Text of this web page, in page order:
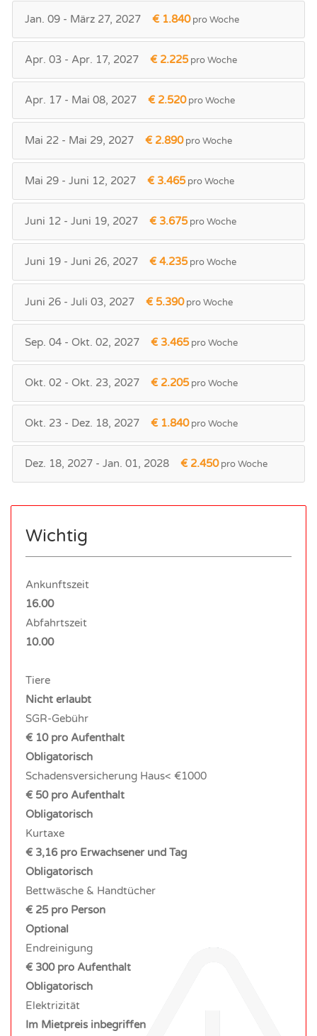
Jan. 09 - März 27, 2027 € 1.840pro Woche
Apr. 03 - Apr. 17, 2027 € 2.225pro Woche
Apr. 17 - Mai 08, 2027 € 2.520pro Woche
Mai 22 - Mai 29, 2027 € 2.890pro Woche
Mai 29 - Juni 12, 2027 € 3.465pro Woche
Juni 12 - Juni 19, 2027 € 3.675pro Woche
Juni 19 - Juni 26, 2027 € 4.235pro Woche
Juni 26 - Juli 03, 2027 € 5.390pro Woche
Sep. 04 - Okt. 02, 2027 € 3.465pro Woche
Okt. 02 - Okt. 23, 2027 € 2.205pro Woche
Okt. 23 - Dez. 18, 2027 € 1.840pro Woche
Dez. 18, 2027 - Jan. 01, 2028 € 2.450pro Woche
Wichtig
Ankunftszeit
16.00
Abfahrtszeit
10.00
Tiere
Nicht erlaubt
SGR-Gebühr
€ 10 pro Aufenthalt
Obligatorisch
Schadensversicherung Haus< €1000
€ 50 pro Aufenthalt
Obligatorisch
Kurtaxe
€ 3,16 pro Erwachsener und Tag
Obligatorisch
Bettwäsche & Handtücher
€ 25 pro Person
Optional
Endreinigung
€ 300 pro Aufenthalt
Obligatorisch
Elektrizität
Im Mietpreis inbegriffen